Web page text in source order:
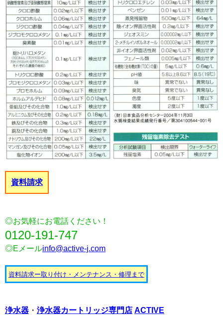
資料請求
◎お気軽にお電話ください！
0120-191-747
◎Eメールinfo@active-j.com
資料請求ー取り付け・メンテナンス・修理まで
浄水器 ・ 浄水器カートリッジ専門店 ACTIVE